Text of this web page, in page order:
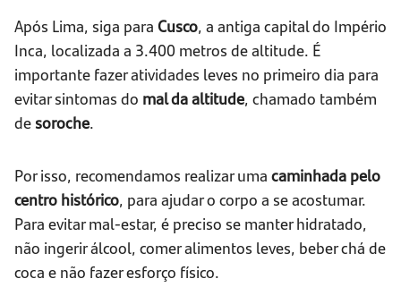
Após Lima, siga para Cusco, a antiga capital do Império
Inca, localizada a 3.400 metros de altitude. É
importante fazer atividades leves no primeiro dia para
evitar sintomas do mal da altitude, chamado também
de soroche.
Por isso, recomendamos realizar uma caminhada pelo
centro histórico, para ajudar o corpo a se acostumar.
Para evitar mal-estar, é preciso se manter hidratado,
não ingerir álcool, comer alimentos leves, beber chá de
coca e não fazer esforço físico.